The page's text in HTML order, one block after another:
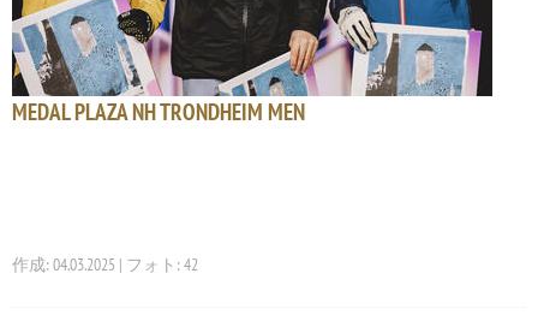
MEDAL PLAZA NH TRONDHEIM MEN
作成: 04.03.2025 | フォト: 42